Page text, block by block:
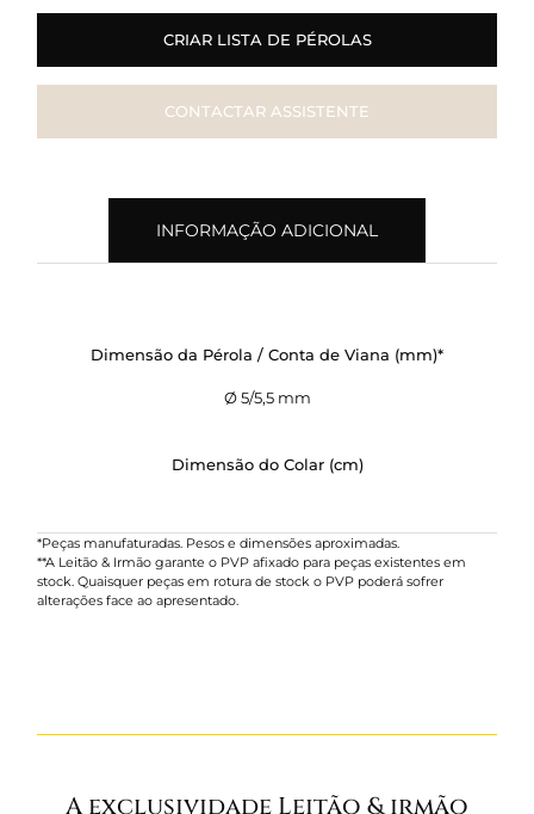
CRIAR LISTA DE PÉROLAS
CONTACTAR ASSISTENTE
INFORMAÇÃO ADICIONAL
Dimensão da Pérola / Conta de Viana (mm)*
Ø 5/5,5 mm
Dimensão do Colar (cm)
*Peças manufaturadas. Pesos e dimensões aproximadas.
**A Leitão & Irmão garante o PVP afixado para peças existentes em
stock. Quaisquer peças em rotura de stock o PVP poderá sofrer
alterações face ao apresentado.
A exclusividade Leitão & irmão